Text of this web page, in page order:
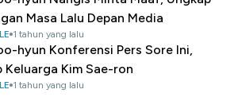
Masa Lalu Depan Media
1 tahun yang lalu
hyun Konferensi Pers Sore Ini,
Keluarga Kim Sae-ron
1 tahun yang lalu